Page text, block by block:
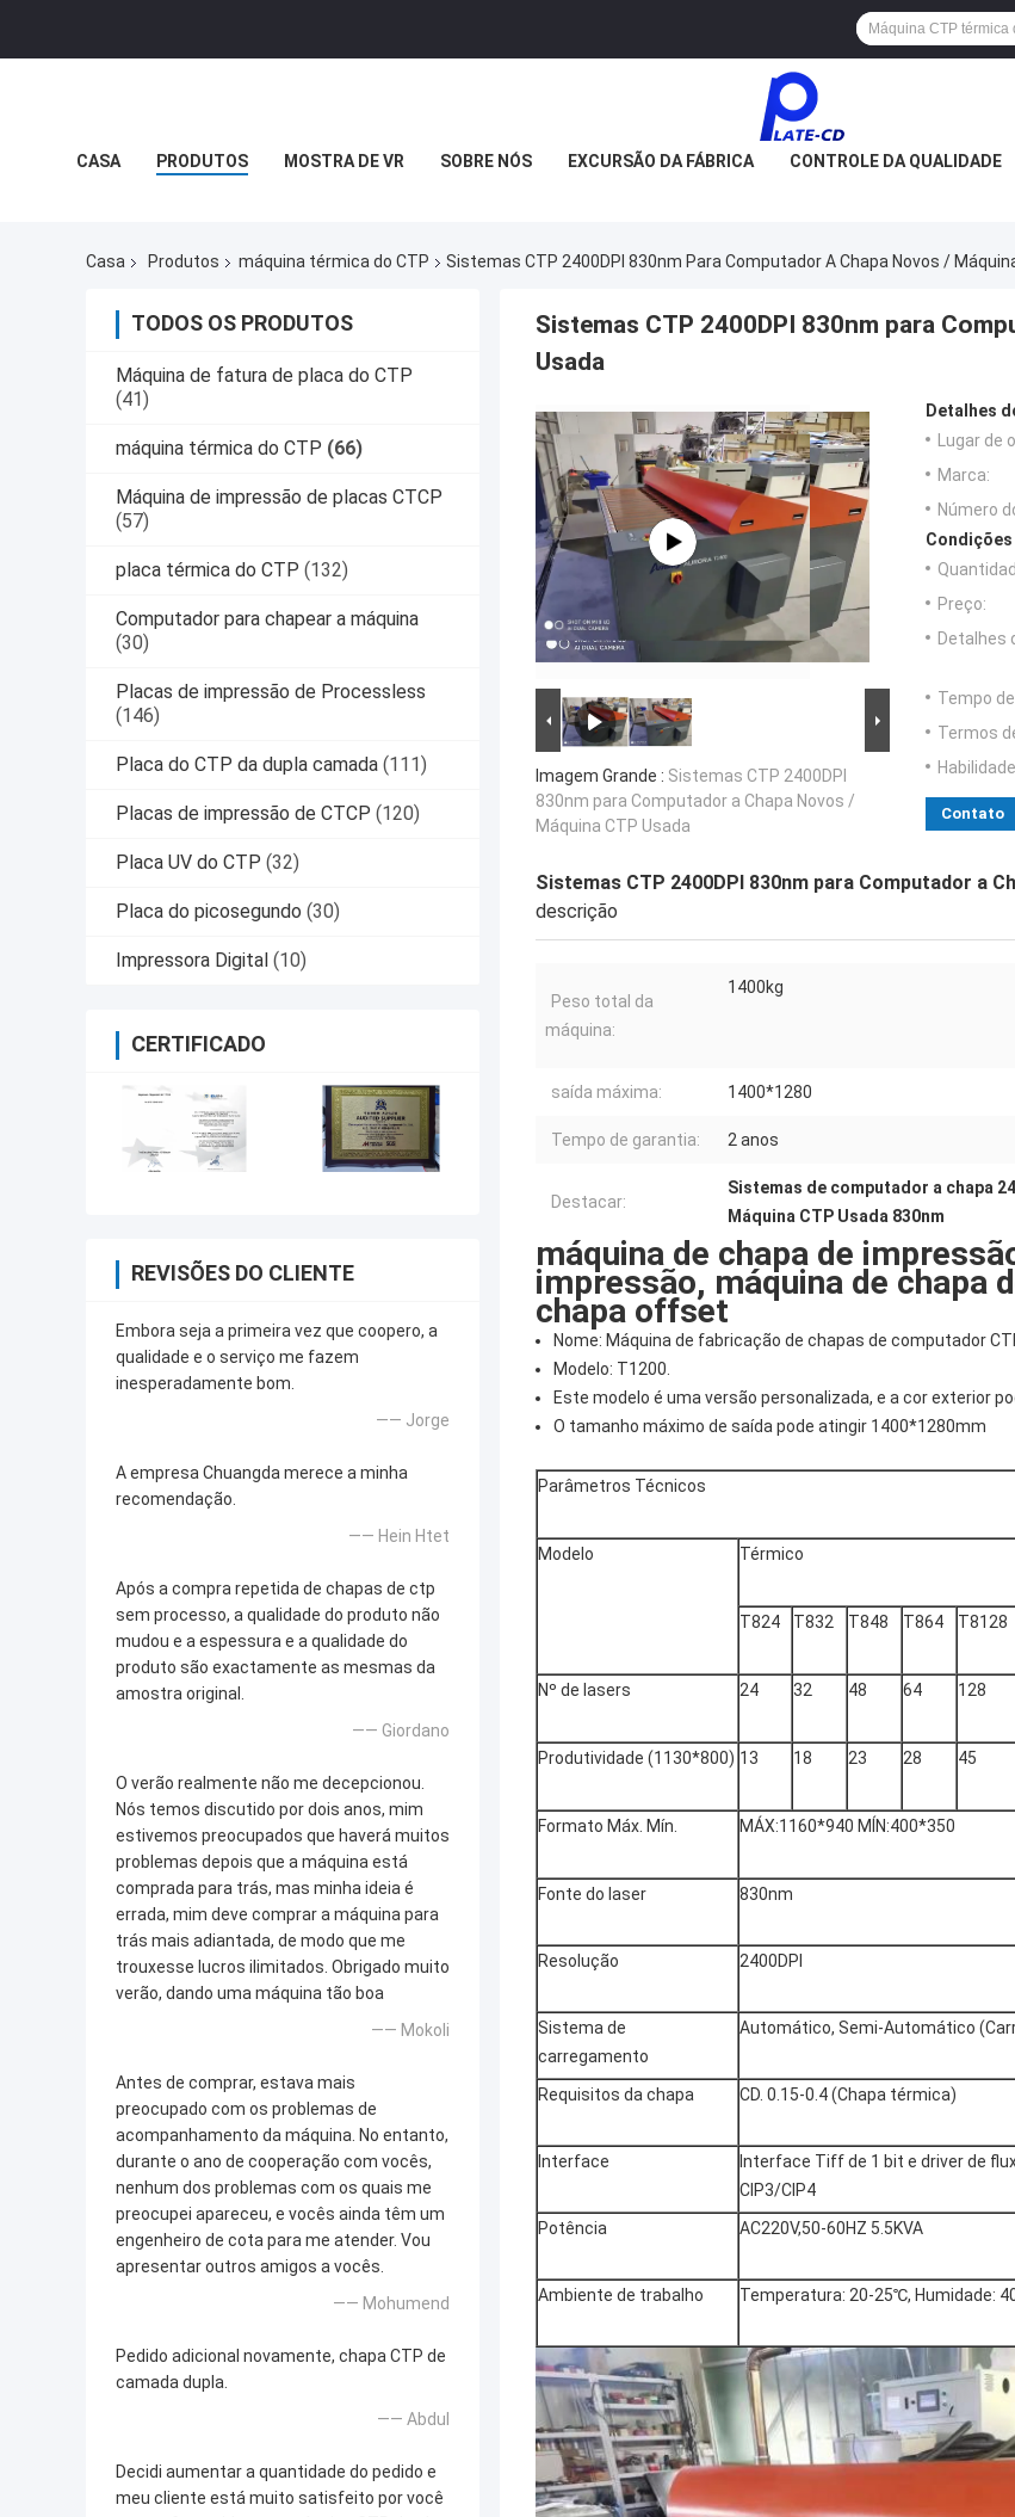
CASA PRODUTOS MOSTRA DE VR SOBRE NÓS EXCURSÃO DA FÁBRICA CONTROLE DA QUALIDADE
Casa Produtos máquina térmica do CTP Sistemas CTP 2400DPI 830nm Para Computador A Chapa Novos /
TODOS OS PRODUTOS
Máquina de fatura de placa do CTP
(41)
máquina térmica do CTP (66)
Máquina de impressão de placas CTCP
(57)
placa térmica do CTP (132)
Computador para chapear a máquina
(30)
Placas de impressão de Processless
(146)
Placa do CTP da dupla camada (111)
Placas de impressão de CTCP (120)
Placa UV do CTP (32)
Placa do picosegundo (30)
Impressora Digital (10)
CERTIFICADO
REVISÕES DO CLIENTE
Embora seja a primeira vez que coopero, a
qualidade e o serviço me fazem
inesperadamente bom.
—— Jorge
A empresa Chuangda merece a minha
recomendação.
—— Hein Htet
Após a compra repetida de chapas de ctp
sem processo, a qualidade do produto não
mudou e a espessura e a qualidade do
produto são exactamente as mesmas da
amostra original.
—— Giordano
O verão realmente não me decepcionou.
Nós temos discutido por dois anos, mim
estivemos preocupados que haverá muitos
problemas depois que a máquina está
comprada para trás, mas minha ideia é
errada, mim deve comprar a máquina para
trás mais adiantada, de modo que me
trouxesse lucros ilimitados. Obrigado muito
verão, dando uma máquina tão boa
—— Mokoli
Antes de comprar, estava mais
preocupado com os problemas de
acompanhamento da máquina. No entanto,
durante o ano de cooperação com vocês,
nenhum dos problemas com os quais me
preocupei apareceu, e vocês ainda têm um
engenheiro de cota para me atender. Vou
apresentar outros amigos a vocês.
—— Mohumend
Pedido adicional novamente, chapa CTP de
camada dupla.
—— Abdul
Decidi aumentar a quantidade do pedido e
meu cliente está muito satisfeito por você
Sistemas CTP 2400DPI 830nm para
Usada
Imagem Grande : Sistemas CTP 2400DPI
830nm para Computador a Chapa Novos /
Máquina CTP Usada
Detalhes
Lugar de
Marca:
Número
Condições
Preço:
Detalhes
Tempo
Termos
Contato
Sistemas CTP 2400DPI 830nm para Computador a
descrição
Peso total da
máquina:
1400kg
saída máxima: 1400*1280
Tempo de garantia: 2 anos
Destacar:
Sistemas de computador a chapa
Máquina CTP Usada 830nm
máquina de chapa de
impressão, máquina de chapa
chapa offset
Nome: Máquina de fabricação de chapas de computador
Modelo: T1200.
Este modelo é uma versão personalizada, e a cor exterior
O tamanho máximo de saída pode atingir 1400*1280mm
Parâmetros Técnicos
Modelo Térmico
T824 T832 T848 T864 T8128
Nº de lasers 24 32 48 64 128
Produtividade (1130*800) 13 18 23 28 45
Formato Máx. Mín. MÁX:1160*940 MÍN:400*350
Fonte do laser 830nm
Resolução 2400DPI
Sistema de
carregamento
Automático, Semi-Automático
Requisitos da chapa CD. 0.15-0.4 (Chapa térmica)
Interface
Interface Tiff de 1 bit e driver de
CIP3/CIP4
Potência
AC220V,50-60HZ 5.5KVA
Ambiente de trabalho Temperatura: 20-25℃, Humidade: